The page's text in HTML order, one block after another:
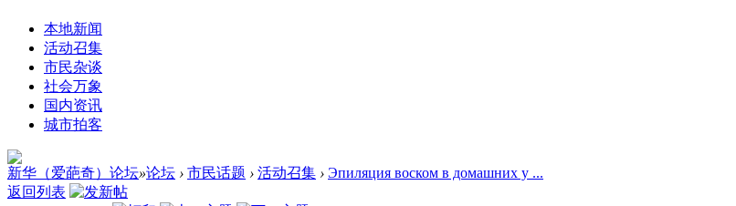
本地新闻
活动召集
市民杂谈
社会万象
国内资讯
城市拍客
新华（爱葩奇）论坛»论坛 › 市民话题 › 活动召集 › Эпиляция воском в домашних у ...
返回列表